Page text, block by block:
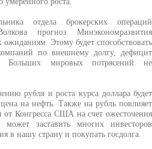
отдела брокерских операций
прогноз Минэкономразвития
ожиданиям. Этому будет способствовать
по внешнему долгу, дефицит
Больших мировых потрясений не
рубля и роста курса доллара будет
на нефть. Также на рубль повлияет
Конгресса США на счет ожесточения
заставить многих инвесторов
в нашу страну и покупать госдолга.